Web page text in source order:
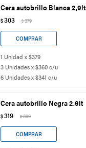
Cera autobrillo Blanca 2,9lt
$303 $379
1 Unidad x $379
3 Unidades x $360 c/u
6 Unidades x $341 c/u
Cera autobrillo Negra 2.9lt
$319 $399